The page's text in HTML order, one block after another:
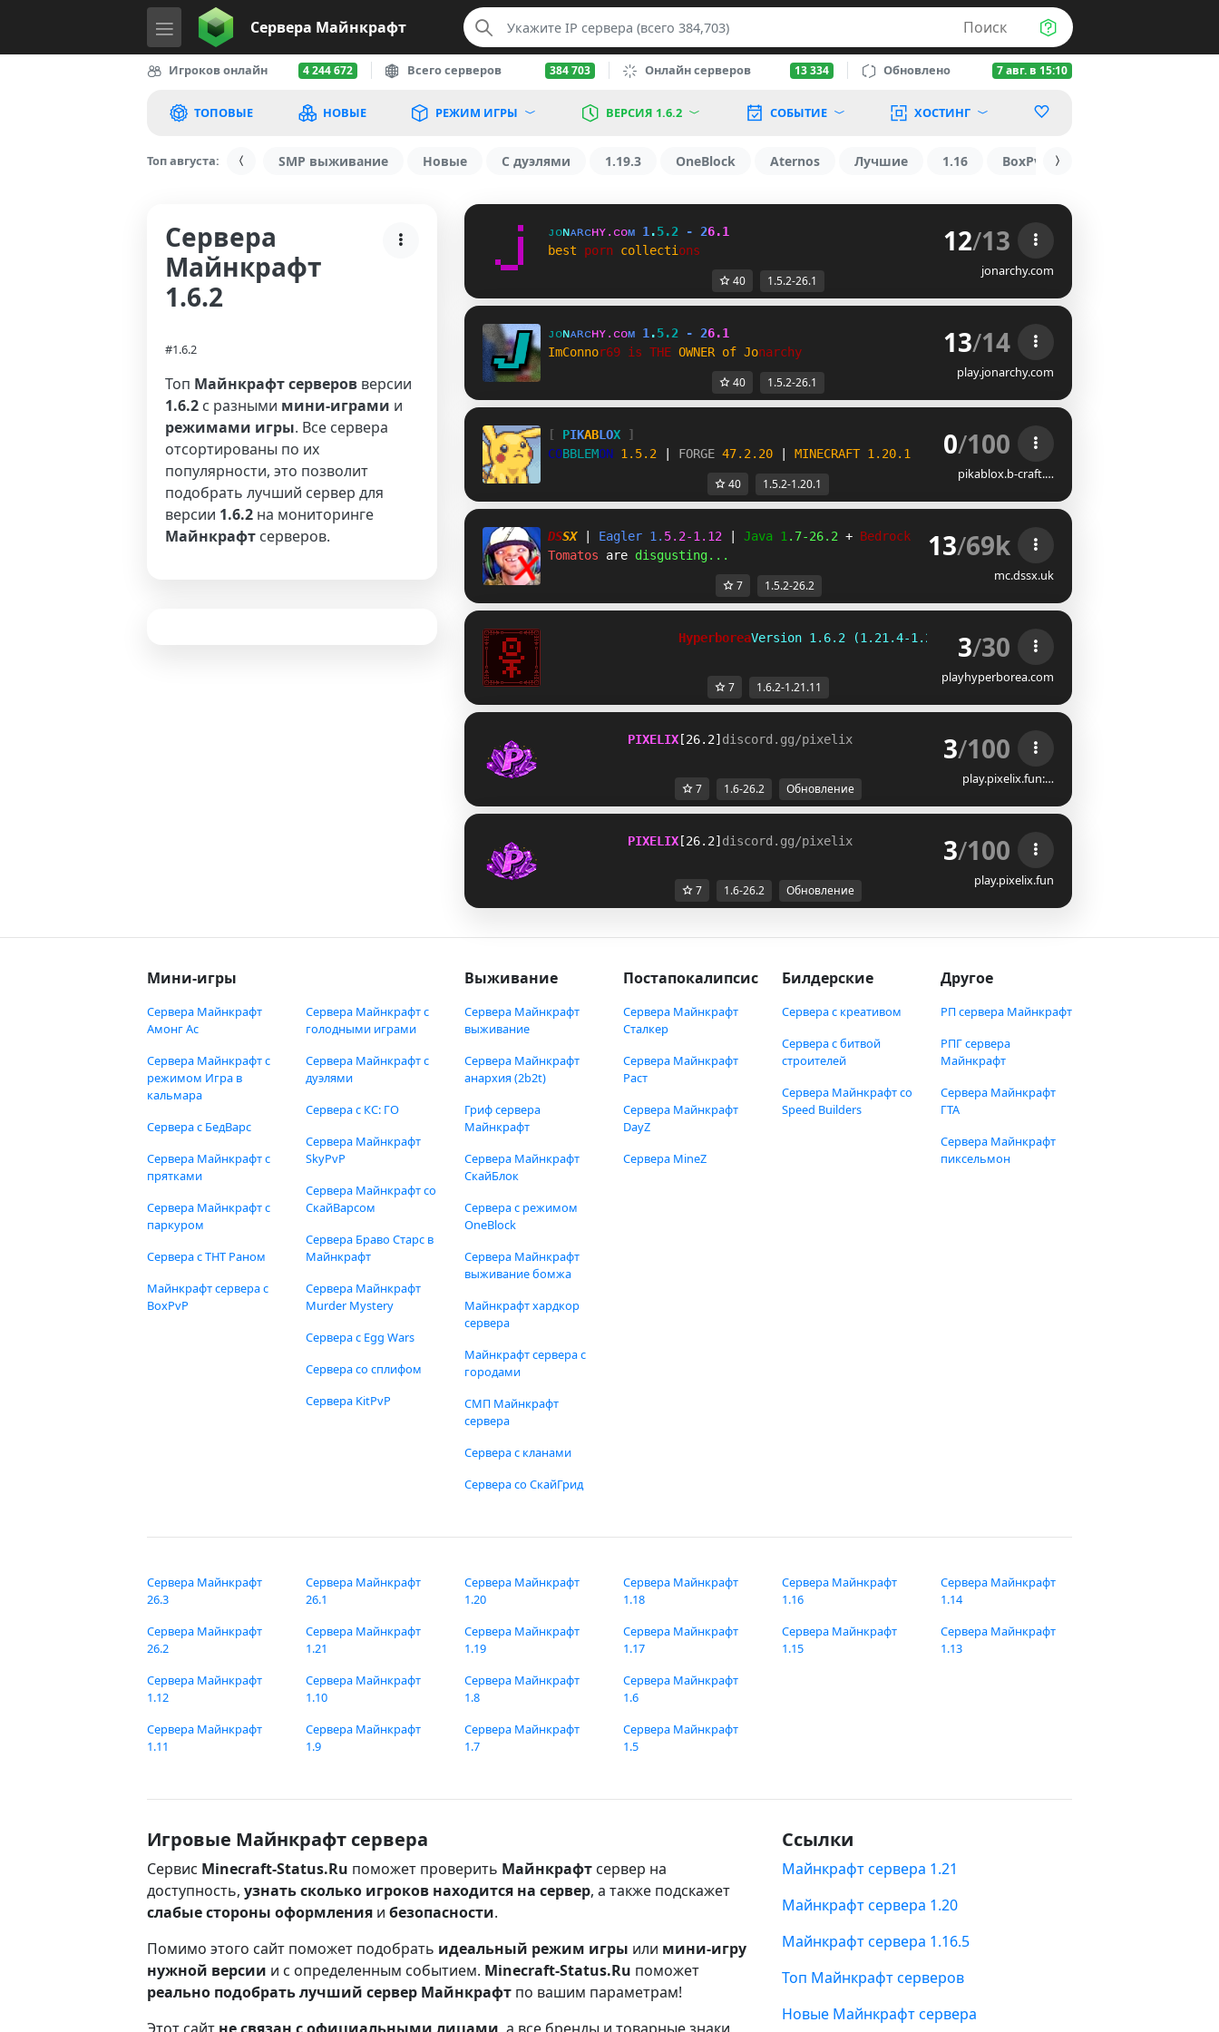
Сервера Майнкрафт Поиск
Игроков онлайн 4 244 672 Всего серверов 384 703 Онлайн серверов 13 334 Обновлено 7 авг. в 15:10
ТОПОВЫЕ НОВЫЕ РЕЖИМ ИГРЫ ВЕРСИЯ 1.6.2 СОБЫТИЕ ХОСТИНГ
Топ августа: SMP выживание Новые С дуэлями 1.19.3 OneBlock Aternos Лучшие 1.16 BoxPvP
Сервера
Майнкрафт
1.6.2
#1.6.2
Топ Майнкрафт серверов версии
1.6.2 с разными мини-играми и
режимами игры. Все сервера
отсортированы по их
популярности, это позволит
подобрать лучший сервер для
версии 1.6.2 на мониторинге
Майнкрафт серверов.
ᴊᴏɴᴀʀᴄʜʏ. ᴄᴏᴍ 1 .5.2 - 26.1
best porn col l ecti ons 12/13
jonarchy.com
40 1.5.2-26.1
ᴊᴏɴᴀʀᴄʜʏ. ᴄᴏᴍ 1 .5.2 - 26.1
ImConnor69 i s THE OWNER of Jonarchy 13/14
play.jonarchy.com
40 1.5.2-26.1
[ PIKABL OX
]
COBBL EMON 1.5.2 FORGE 47.2.20 MINECRAFT 1.20.1 0/100
pikablox.b-craft.…
40 1.5.2-1.20.1
DSSX Eagl er 1 . 5. 2-1 . 12 Java 1 . 7-26. 2 + Bedrock
Tomatos are disgusting... 13/69k
mc.dssx.uk
7 1.5.2-26.2
HyperboreaVersion 1.6.2 (1.21.4-1.21.11)
3/30
playhyperborea.com
7 1.6.2-1.21.11
PIXELIX [26.2] discord.gg/pixelix UPDATE 1.6 IS LIVE!
3/100
play.pixelix.fun:…
7 1.6-26.2 Обновление
PIXELIX [26.2] discord.gg/pixelix UPDATE 1.6 IS LIVE!
3/100
play.pixelix.fun
7 1.6-26.2 Обновление
Мини-игры
Сервера Майнкрафт
Амонг Ас
Сервера Майнкрафт с
режимом Игра в
кальмара
Сервера с БедВарс
Сервера Майнкрафт с
прятками
Сервера Майнкрафт с
паркуром
Сервера с ТНТ Раном
Майнкрафт сервера с
BoxPvP
Сервера Майнкрафт с
голодными играми
Сервера Майнкрафт с
дуэлями
Сервера с КС: ГО
Сервера Майнкрафт
SkyPvP
Сервера Майнкрафт со
СкайВарсом
Сервера Браво Старс в
Майнкрафт
Сервера Майнкрафт
Murder Mystery
Сервера с Egg Wars
Сервера со сплифом
Сервера KitPvP
Выживание
Сервера Майнкрафт
выживание
Сервера Майнкрафт
анархия (2b2t)
Гриф сервера
Майнкрафт
Сервера Майнкрафт
СкайБлок
Сервера с режимом
OneBlock
Сервера Майнкрафт
выживание бомжа
Майнкрафт хардкор
сервера
Майнкрафт сервера с
городами
СМП Майнкрафт
сервера
Сервера с кланами
Сервера со СкайГрид
Постапокалипсис
Сервера Майнкрафт
Сталкер
Сервера Майнкрафт
Раст
Сервера Майнкрафт
DayZ
Сервера MineZ
Билдерские
Сервера с креативом
Сервера с битвой
строителей
Сервера Майнкрафт со
Speed Builders
Другое
РП сервера Майнкрафт
РПГ сервера
Майнкрафт
Сервера Майнкрафт
ГТА
Сервера Майнкрафт
пиксельмон
Сервера Майнкрафт
26.3
Сервера Майнкрафт
26.2
Сервера Майнкрафт
26.1
Сервера Майнкрафт
1.21
Сервера Майнкрафт
1.20
Сервера Майнкрафт
1.19
Сервера Майнкрафт
1.18
Сервера Майнкрафт
1.17
Сервера Майнкрафт
1.16
Сервера Майнкрафт
1.15
Сервера Майнкрафт
1.14
Сервера Майнкрафт
1.13
Сервера Майнкрафт
1.12
Сервера Майнкрафт
1.11
Сервера Майнкрафт
1.10
Сервера Майнкрафт
1.9
Сервера Майнкрафт
1.8
Сервера Майнкрафт
1.7
Сервера Майнкрафт
1.6
Сервера Майнкрафт
1.5
Игровые Майнкрафт сервера
Сервис Minecraft-Status.Ru поможет проверить Майнкрафт сервер на
доступность, узнать сколько игроков находится на сервер, а также подскажет
слабые стороны оформления и безопасности.
Помимо этого сайт поможет подобрать идеальный режим игры или мини-игру
нужной версии и с определенным событием. Minecraft-Status.Ru поможет
реально подобрать лучший сервер Майнкрафт по вашим параметрам!
Ссылки
Майнкрафт сервера 1.21
Майнкрафт сервера 1.20
Майнкрафт сервера 1.16.5
Топ Майнкрафт серверов
Новые Майнкрафт сервера